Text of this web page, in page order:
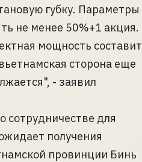
губку. Параметры
не менее 50%+1 акция.
мощность составит
сторона еще
- заявил
сотрудничестве для
получения
провинции Бинь